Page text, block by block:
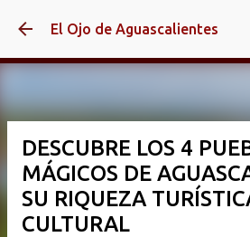
Ir al contenido
El Ojo de Aguascalientes
DESCUBRE LOS 4
MÁGICOS DE
SU RIQUEZA
CULTURAL